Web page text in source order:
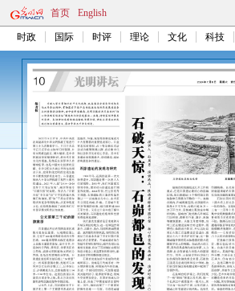
首页 English
时政 国际 时评 理论 文化 科技